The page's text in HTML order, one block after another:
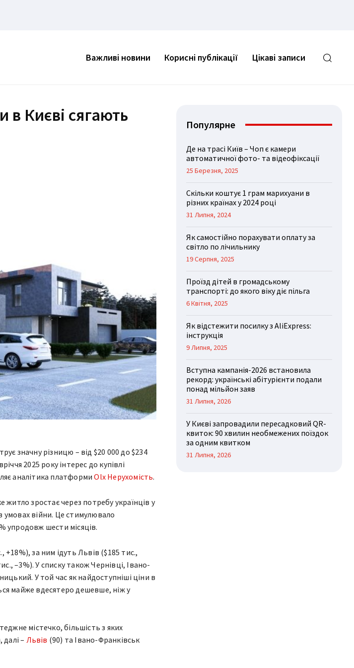
Важливі новини Корисні публікації Цікаві записи
в Києві сягають
значну різницю – від $20 000 до $234
2025 року інтерес до купівлі
аналітика платформиOlx Нерухомість.
житло зростає через потребу українців у
умовах війни. Це стимулювало
упродовж шести місяців.
за ним ідуть Львів ($185 тис.,
–3%). У списку також Чернівці, Івано-
У той час як найдоступніші ціни в
майже вдесятеро дешевше, ніж у
містечко, більшість з яких
– Львів (90) та Івано-Франківськ
Популярне
Де на трасі Київ – Чоп є камери
автоматичної фото- та відеофіксації
25 Березня, 2025
Скільки коштує 1 грам марихуани в
різних країнах у 2024 році
31 Липня, 2024
Як самостійно порахувати оплату за
світло по лічильнику
19 Серпня, 2025
Проїзд дітей в громадському
транспорті: до якого віку діє пільга
6 Квітня, 2025
Як відстежити посилку з AliExpress:
інструкція
9 Липня, 2025
Вступна кампанія-2026 встановила
рекорд: українські абітурієнти подали
понад мільйон заяв
31 Липня, 2026
У Києві запровадили пересадковий QR-
квиток: 90 хвилин необмежених поїздок
за одним квитком
31 Липня, 2026